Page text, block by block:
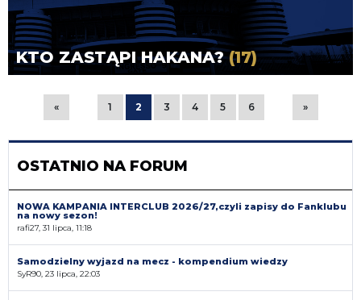
KTO ZASTĄPI HAKANA?(17)
« 1 2 3 4 5 6 »
OSTATNIO NA FORUM
NOWA KAMPANIA INTERCLUB 2026/27,czyli zapisy do Fanklubu
na nowy sezon!
rafi27, 31 lipca, 11:18
Samodzielny wyjazd na mecz - kompendium wiedzy
SyR90, 23 lipca, 22:03